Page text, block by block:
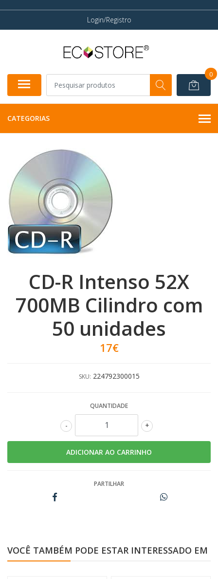
Login/Registro
0
CATEGORIAS
CD-R Intenso 52X
700MB Cilindro com
50 unidades
17€
SKU: 224792300015
QUANTIDADE
+
-
PARTILHAR
VOCÊ TAMBÉM PODE ESTAR INTERESSADO EM